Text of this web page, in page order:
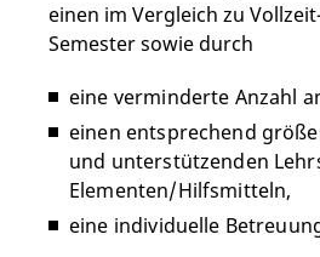
einen im Vergleich zu
Semester sowie durch
eine verminderte Anzahl
einen entsprechend
und unterstützenden
Elementen/Hilfsmitteln,
eine individuelle